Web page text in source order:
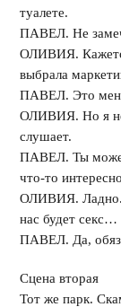
туалете.
ПАВЕЛ. Не
ОЛИВИЯ.
выбрала
ПАВЕЛ. Это
ОЛИВИЯ. Но я не
слушает.
ПАВЕЛ. Ты
что-то
ОЛИВИЯ. Ладно.
нас будет секс…
ПАВЕЛ. Да,
Сцена вторая
Тот же парк.